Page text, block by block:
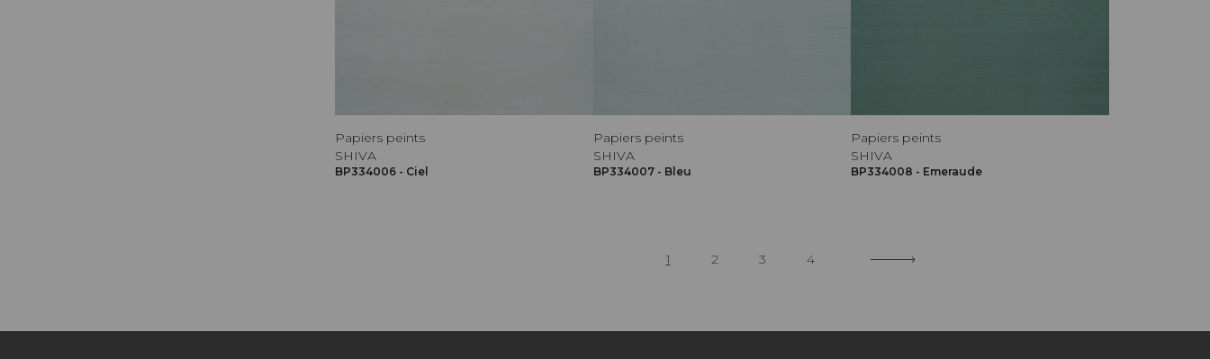
Papiers peints
SHIVA
BP334006 - Ciel
Papiers peints
SHIVA
BP334007 - Bleu
Papiers peints
SHIVA
BP334008 - Emeraude
1 2 3 4